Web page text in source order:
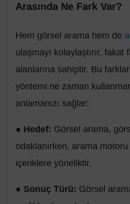
Arasında Ne Fark Var?
Hem görsel arama hem de
ulaşmayı kolaylaştırır, fakat
alanlarına sahiptir. Bu
yöntemi ne zaman
anlamanızı sağlar:
● Hedef: Görsel arama,
odaklanırken, arama motoru
içeriklere yöneliktir.
● Sonuç Türü: Görsel